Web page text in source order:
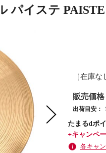
パイステ
［在庫な
販売価格
出荷目安：
たまるdポ
+キャンペ
各キャ